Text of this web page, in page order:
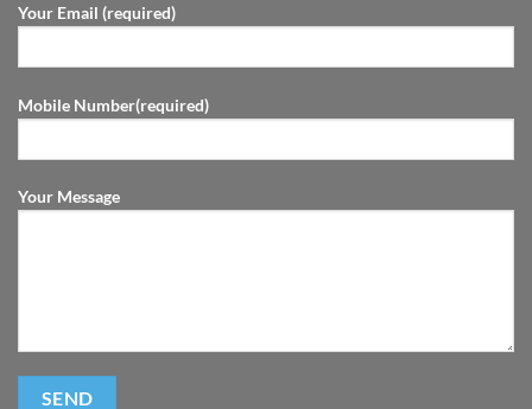
Your Email (required)
Mobile Number(required)
Your Message